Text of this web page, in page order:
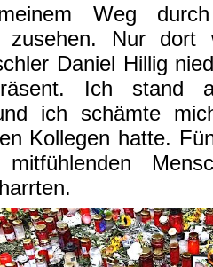
Weg
zusehen. Nur
Daniel Hillig
Ich stand
ich schämte
Kollegen hatte.
mitfühlenden